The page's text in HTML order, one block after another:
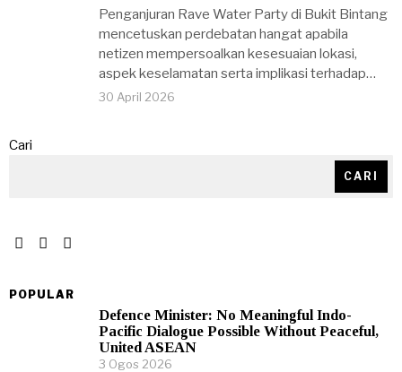
Penganjuran Rave Water Party di Bukit Bintang
mencetuskan perdebatan hangat apabila
netizen mempersoalkan kesesuaian lokasi,
aspek keselamatan serta implikasi terhadap…
30 April 2026
Cari
CARI
POPULAR
Defence Minister: No Meaningful Indo-
Pacific Dialogue Possible Without Peaceful,
United ASEAN
3 Ogos 2026